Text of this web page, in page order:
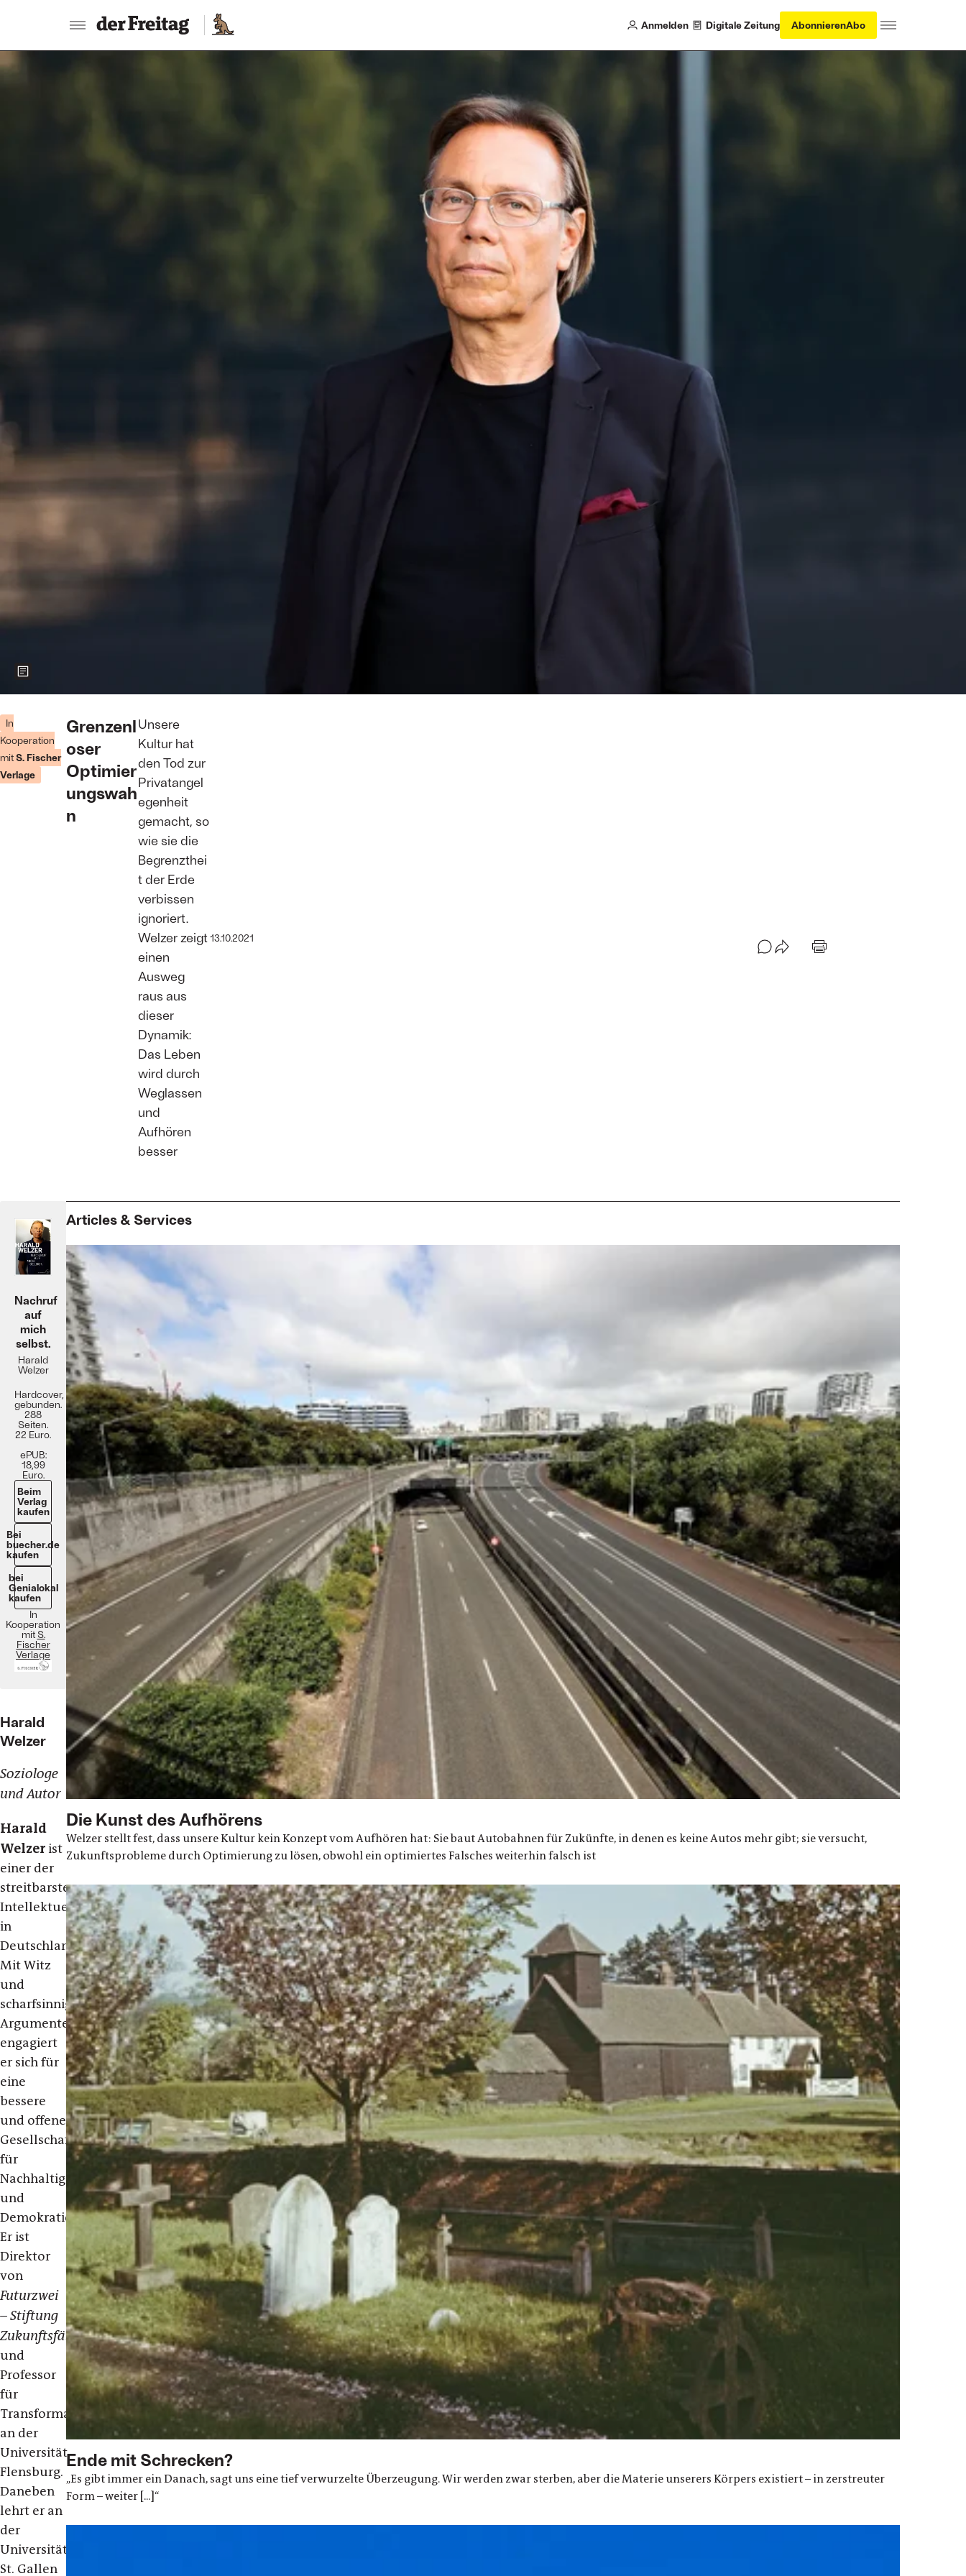
Anmelden Digitale Zeitung AbonnierenAbo
In
Kooperation
mitS. Fischer
Verlage
Grenzenl
oser
Optimier
ungswah
n
Unsere
Kultur hat
den Tod zur
Privatangel
egenheit
gemacht, so
wie sie die
Begrenzthei
t der Erde
verbissen
ignoriert.
Welzer zeigt
einen
Ausweg
raus aus
dieser
Dynamik:
Das Leben
wird durch
Weglassen
und
Aufhören
besser
13.10.2021
Zeigt weitere Informationen zum Bild
Autor von
„Nachruf auf
mich selbst.“
Foto:Debora
Mittelstaedt
Nachruf
auf
mich
selbst.
Harald
Welzer
Hardcover,
gebunden.
288
Seiten.
22 Euro.
ePUB:
18,99
Euro.
Beim
Verlag
kaufen
Bei
buecher.de
kaufen
bei
Genialokal
kaufen
In
Kooperation
mit S.
Fischer
Verlage
Harald
Welzer
Soziologe
und Autor
Harald
Welzer ist
einer der
streitbarsten
Intellektuellen
in
Deutschland.
Mit Witz
und
scharfsinnigen
Argumenten
engagiert
er sich für
eine
bessere
und offene
Gesellschaft,
für
Nachhaltigkeit
und
Demokratie.
Er ist
Direktor
von
Futurzwei
– Stiftung
Zukunftsfähigkeit
und
Professor
für
Transformationsdesign
an der
Universität
Flensburg.
Daneben
lehrt er an
der
Universität
St. Gallen
Articles & Services
Die Kunst des Aufhörens
Welzer stellt fest, dass unsere Kultur kein Konzept vom Aufhören hat: Sie baut Autobahnen für Zukünfte, in denen es keine Autos mehr gibt; sie versucht,
Zukunftsprobleme durch Optimierung zu lösen, obwohl ein optimiertes Falsches weiterhin falsch ist
Ende mit Schrecken?
„Es gibt immer ein Danach, sagt uns eine tief verwurzelte Überzeugung. Wir werden zwar sterben, aber die Materie unserers Körpers existiert – in zerstreuter
Form – weiter [...]“